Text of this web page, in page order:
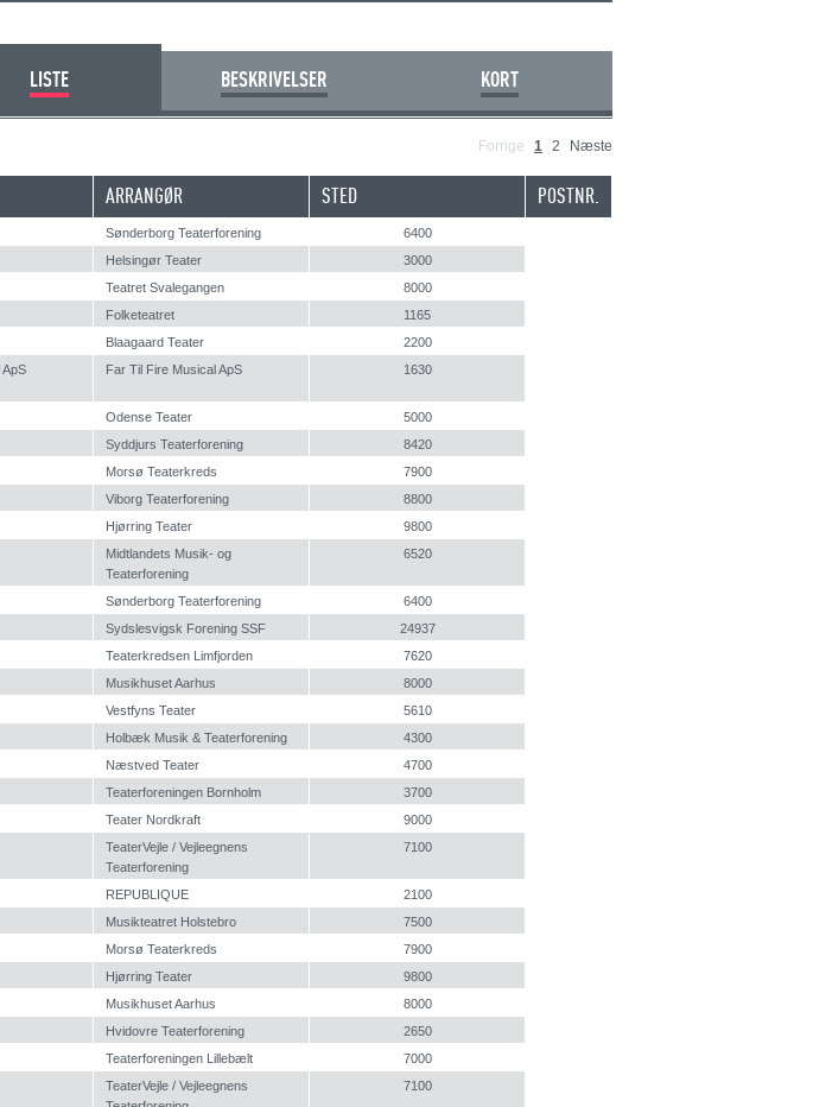
LISTE BESKRIVELSER KORT
Forrige 1 2 Næste
ARRANGØR STED POSTNR.
Sønderborg Teaterforening
6400
Helsingør Teater
3000
Teatret Svalegangen
8000
Folketeatret
1165
Blaagaard Teater
2200
Far Til Fire Musical ApS 1630
Odense Teater
5000
Syddjurs Teaterforening
8420
Morsø Teaterkreds
7900
Viborg Teaterforening
8800
Hjørring Teater
9800
Midtlandets Musik- og
Teaterforening
6520
Sønderborg Teaterforening
6400
Sydslesvigsk Forening SSF
24937
Teaterkredsen Limfjorden
7620
Musikhuset Aarhus
8000
Vestfyns Teater
5610
Holbæk Musik & Teaterforening
4300
Næstved Teater
4700
Teaterforeningen Bornholm
3700
Teater Nordkraft
9000
TeaterVejle / Vejleegnens
Teaterforening
7100
REPUBLIQUE
2100
Musikteatret Holstebro
7500
Morsø Teaterkreds
7900
Hjørring Teater
9800
Musikhuset Aarhus
8000
Hvidovre Teaterforening
2650
Teaterforeningen Lillebælt
7000
TeaterVejle / Vejleegnens
7100